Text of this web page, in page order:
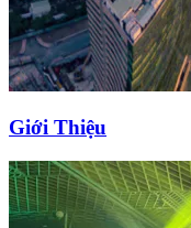
Giới Thiệu